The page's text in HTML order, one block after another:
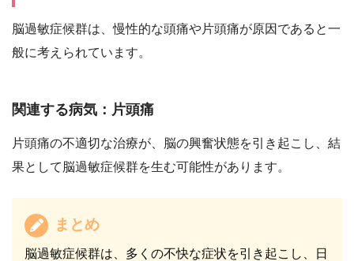
脳過敏症候群は、慢性的な頭痛や片頭痛が原因であると一
般に考えられています。
関連する病気：片頭痛
片頭痛の不適切な治療が、脳の興奮状態を引き起こし、結
果として脳過敏症候群を生む可能性があります。
まとめ
脳過敏症候群は、多くの不快な症状を引き起こし、日